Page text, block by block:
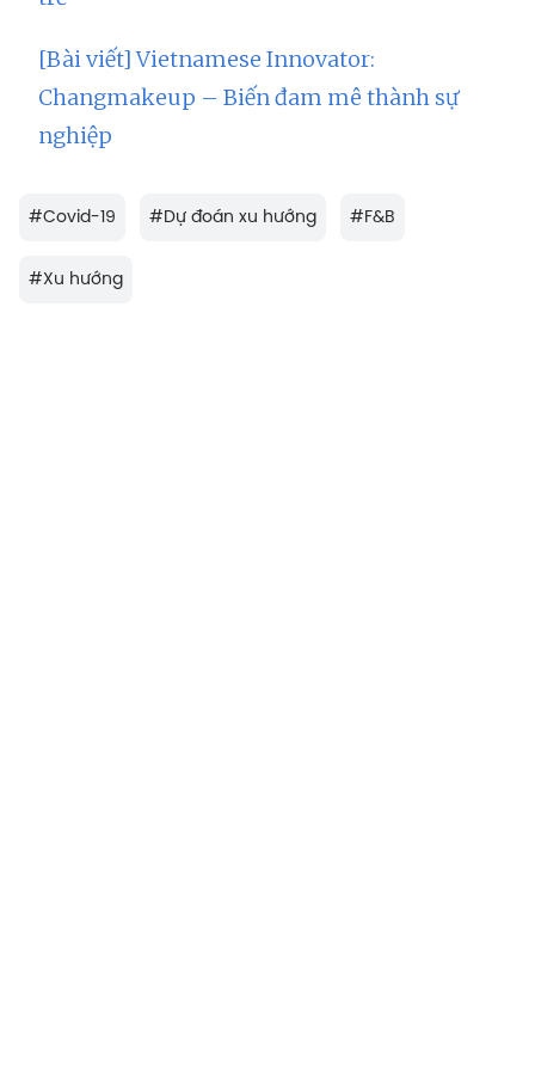
[Bài viết] Vietnamese Innovator:
Changmakeup – Biến đam mê thành sự
nghiệp
#Covid-19 #Dự đoán xu hướng #F&B
#Xu hướng